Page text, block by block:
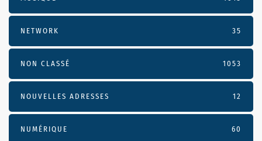
NETWORK 35
NON CLASSÉ 1053
NOUVELLES ADRESSES 12
NUMÉRIQUE 60